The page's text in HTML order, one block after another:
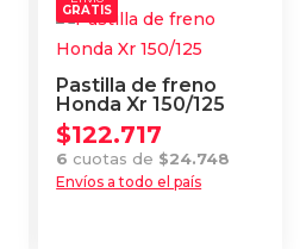
Pastilla de freno
Honda Xr 150/125
GRATIS
Envíos a todo el país
$122.717
6 cuotas de $24.748